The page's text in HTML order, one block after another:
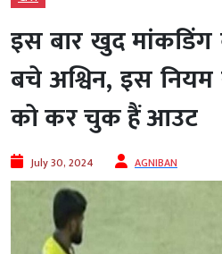
इस बार खुद मांकडिंग
बचे अश्विन, इस
को कर चुक हैं आउट
July 30, 2024 AGNIBAN